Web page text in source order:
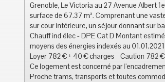
Grenoble, Le Victoria au 27 Avenue Albert
surface de 67.37 m². Comprenant une
sur cour intérieure, un séjour donnant sur
Chauff ind élec - DPE Cat D Montant
moyens des énergies indexés au
Loyer 782 € + 40 € charges - Caution 782
Ce logement est concerné par
Proche trams, transports et toutes